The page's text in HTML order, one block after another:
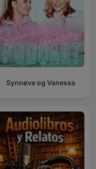
Synnøve og Vanessa